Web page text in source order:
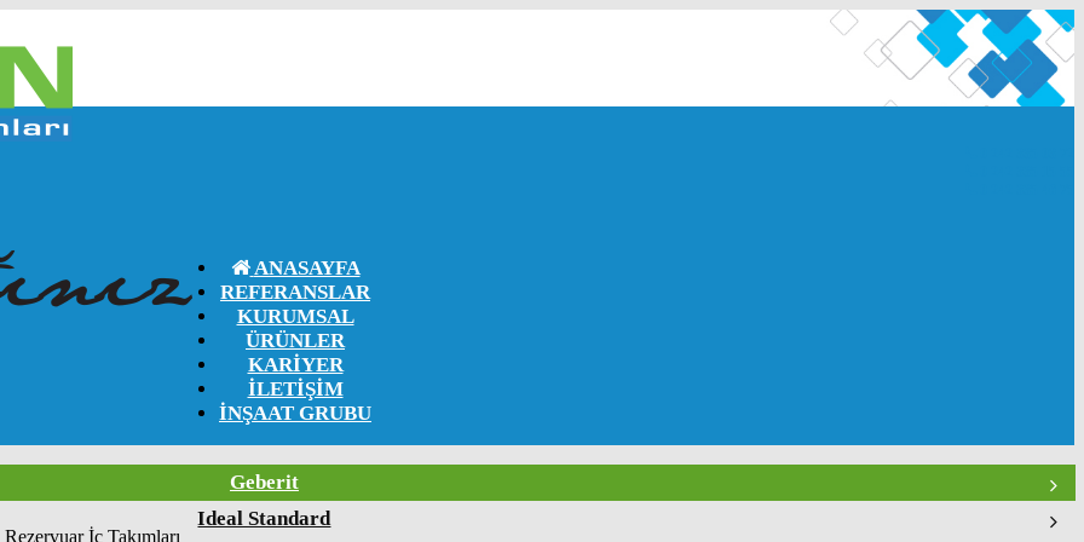
ANASAYFA
REFERANSLAR
KURUMSAL
ÜRÜNLER
Geberit
Ideal Standard
KARIYER
İLETIŞIM
İNŞAAT GRUBU
Rezervuar İç Takımları